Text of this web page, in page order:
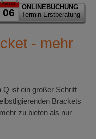
August
06
ONLINEBUCHUNG
Termin Erstberatung
- mehr
ist ein großer Schritt
Brackets
zu bieten als nur